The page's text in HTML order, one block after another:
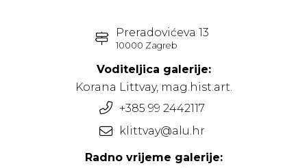
Preradovićeva 13
10000 Zagreb
Voditeljica galerije:
Korana Littvay, mag.hist.art.
+385 99 2442117
klittvay@alu.hr
Radno vrijeme galerije: